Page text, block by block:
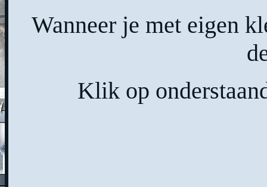
Wanneer je met eigen
Klik op